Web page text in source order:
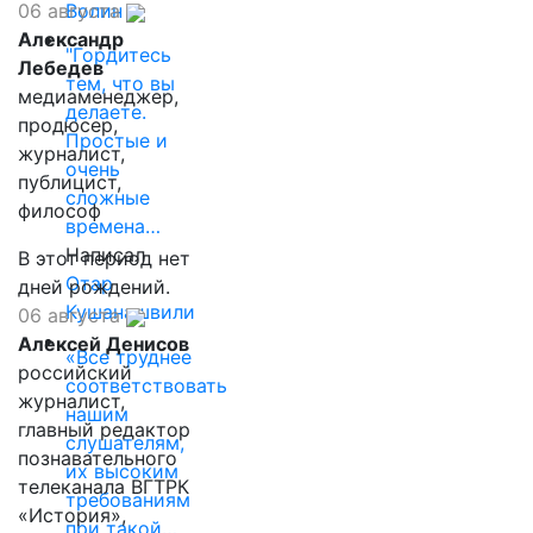
Волин
"Гордитесь
тем, что вы
делаете.
Простые и
очень
сложные
времена…
Написал
Отар
Кушанашвили
«Все труднее
соответствовать
нашим
слушателям,
их высоким
требованиям
при такой…
06 августа
Александр
Лебедев
медиаменеджер,
продюсер,
журналист,
публицист,
философ
В этот период нет
дней рождений.
06 августа
Алексей Денисов
российский
журналист,
главный редактор
познавательного
телеканала ВГТРК
«История»,